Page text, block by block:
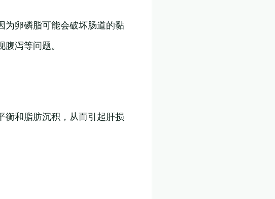
为卵磷脂可能会破坏肠道的黏
泻等问题。
衡和脂肪沉积，从而引起肝损